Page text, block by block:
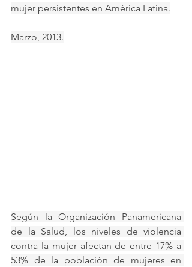
mujer persistentes en América Latina.
Marzo, 2013.
Según la Organización Panamericana
de la Salud, los niveles de violencia
contra la mujer afectan de entre 17% a
53% de la población de mujeres en